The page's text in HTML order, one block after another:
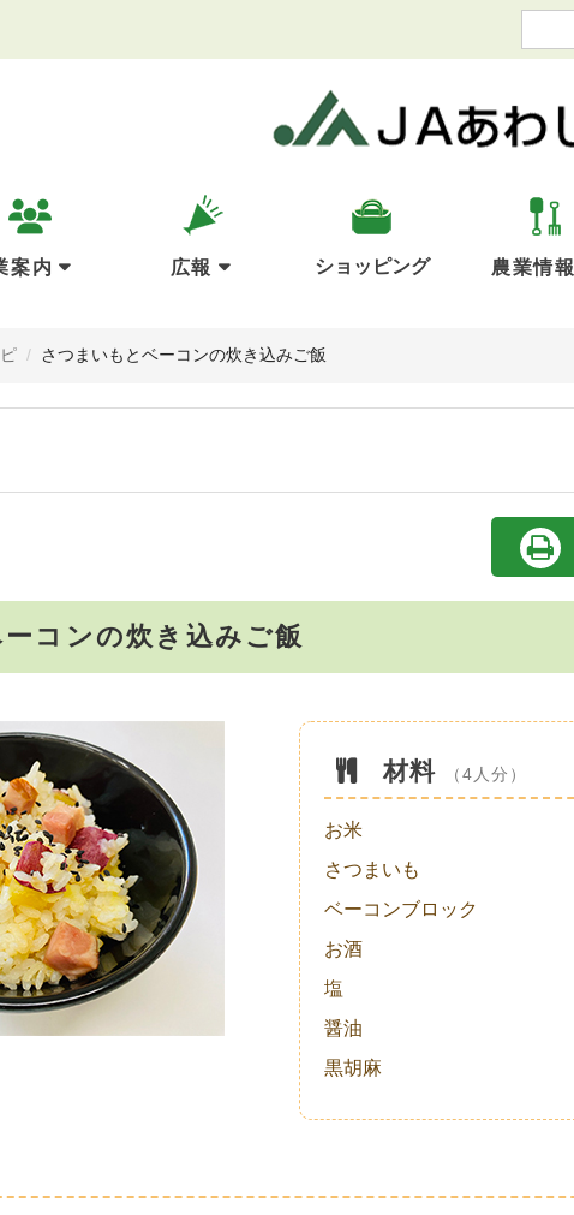
案内 広報 ショッピング 農業情報
/ さつまいもとベーコンの炊き込みご飯
コンの炊き込みご飯
材料 （4人分）
お米
さつまいも
ベーコンブロック
お酒
塩
醤油
黒胡麻